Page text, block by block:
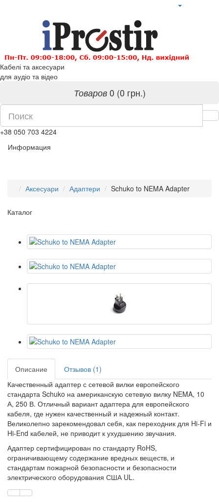
Кабелі та аксесуари
для аудіо та відео
Товаров0 (0 грн.)
+38 050 703 4224
Информация
Аксесуари Адаптери Schuko to NEMA Adapter
Каталог
Описание
Отзывов (1)
Качественный адаптер с сетевой вилки европейского
стандарта Schuko на американскую сетевую вилку NEMA, 10
А, 250 В. Отличный вариант адаптера для европейского
кабеля, где нужен качественный и надежный контакт.
Великолепно зарекомендовал себя, как переходник для Hi-Fi и
Hi-End кабелей, не приводит к ухудшению звучания.
Адаптер сертифицирован по стандарту RoHS,
ограничивающему содержание вредных веществ, и
стандартам пожарной безопасности и безопасности
электрического оборудования США UL.